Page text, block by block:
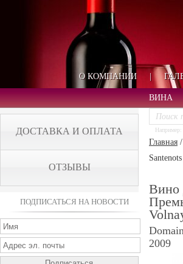
О КОМПАНИИ |
ВИНА
ДОСТАВКА И ОПЛАТА
ОТЗЫВЫ
ПОДПИСАТЬСЯ НА НОВОСТИ
Например:
Главная /
Вино
2009